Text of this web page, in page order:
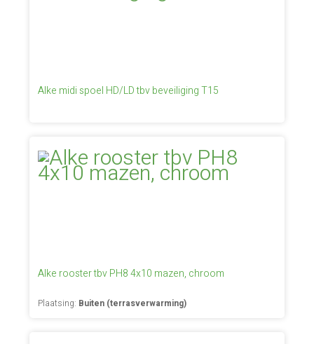
Alke midi spoel HD/LD tbv beveiliging T15
Alke rooster tbv PH8 4x10 mazen, chroom
Plaatsing: Buiten (terrasverwarming)